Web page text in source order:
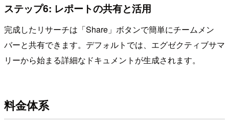
ステップ6: レポートの共有と活用
完成したリサーチは「Share」ボタンで簡単にチームメン
バーと共有できます。デフォルトでは、エグゼクティブサマ
リーから始まる詳細なドキュメントが生成されます。
料金体系